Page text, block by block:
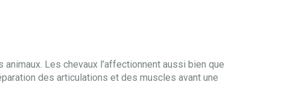
Les chevaux l’affectionnent aussi bien que
des articulations et des muscles avant une